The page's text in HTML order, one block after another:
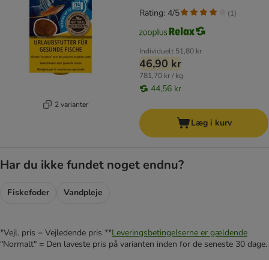
2 varianter
Individuelt 51,80 kr
46,90 kr
781,70 kr / kg
44,56 kr
Rating: 4/5 (1)
Læg i kurv
Har du ikke fundet noget endnu?
Fiskefoder Vandpleje
*Vejl. pris = Vejledende pris **Leveringsbetingelserne er gældende
"Normalt" = Den laveste pris på varianten inden for de seneste 30 dage.